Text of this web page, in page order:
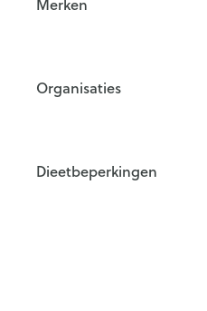
Organisaties
Dieetbeperkingen